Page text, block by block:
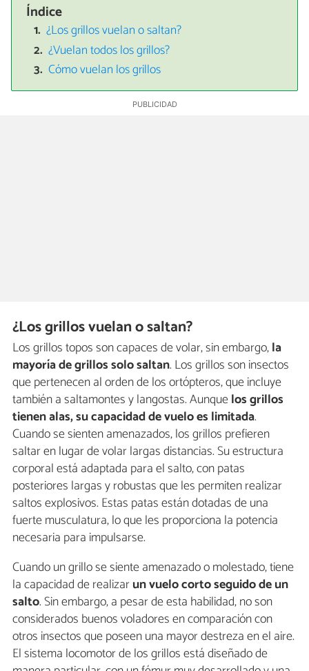
Índice
¿Los grillos vuelan o saltan?
¿Vuelan todos los grillos?
Cómo vuelan los grillos
¿Los grillos vuelan o saltan?
Los grillos topos son capaces de volar, sin embargo,la
mayoría de grillos solo saltan. Los grillos son insectos
que pertenecen al orden de los ortópteros, que incluye
también a saltamontes y langostas. Aunquelos grillos
tienen alas, su capacidad de vuelo es limitada.
Cuando se sienten amenazados, los grillos prefieren
saltar en lugar de volar largas distancias. Su estructura
corporal está adaptada para el salto, con patas
posteriores largas y robustas que les permiten realizar
saltos explosivos. Estas patas están dotadas de una
fuerte musculatura, lo que les proporciona la potencia
necesaria para impulsarse.
Cuando un grillo se siente amenazado o molestado, tiene
la capacidad de realizarun vuelo corto seguido de un
salto. Sin embargo, a pesar de esta habilidad, no son
considerados buenos voladores en comparación con
otros insectos que poseen una mayor destreza en el aire.
El sistema locomotor de los grillos está diseñado de